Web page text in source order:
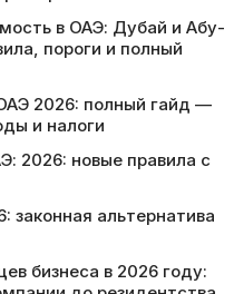
в ОАЭ: Дубай и Абу-
пороги и полный
2026: полный гайд —
и налоги
2026: новые правила с
законная альтернатива
бизнеса в 2026 году: